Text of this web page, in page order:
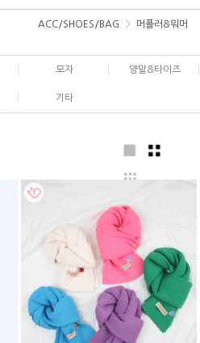
ACC/SHOES/BAG 머플러&워머
모자 양말&타이즈
기타